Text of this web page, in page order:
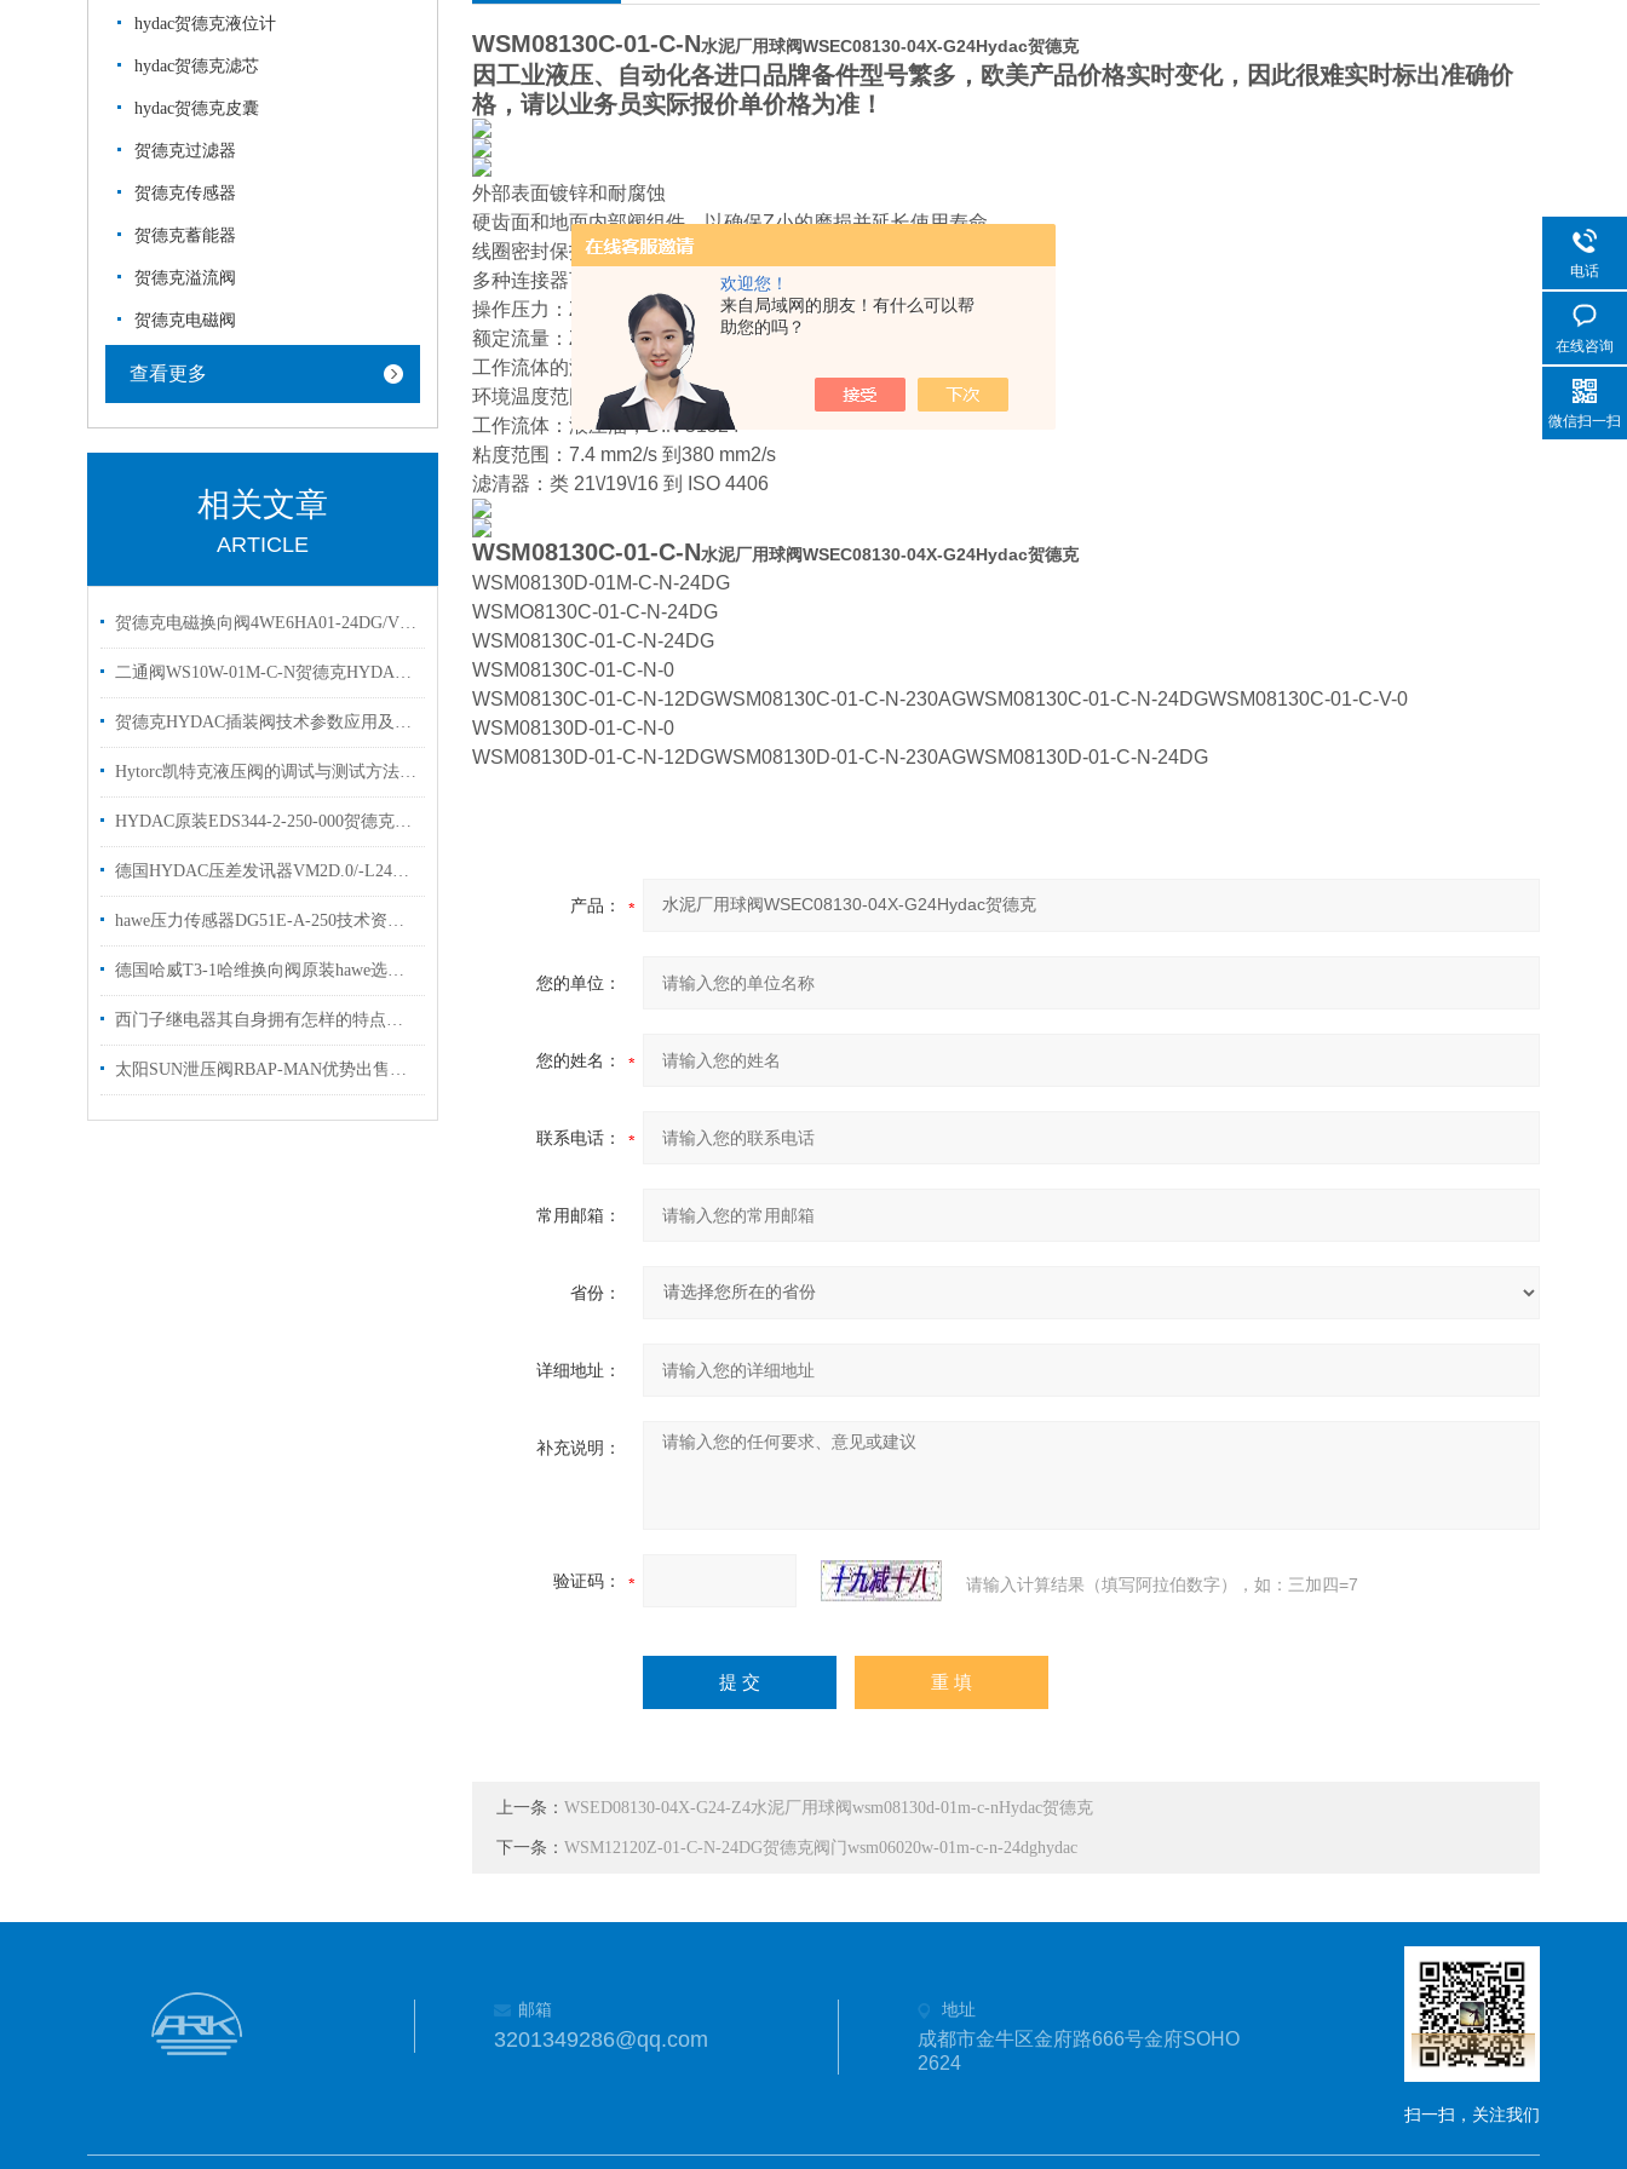
欢迎您！
来自局域网的朋友！有什么可以帮
助您的吗？
hydac贺德克液位计
hydac贺德克滤芯
hydac贺德克皮囊
贺德克过滤器
贺德克传感器
贺德克蓄能器
贺德克溢流阀
贺德克电磁阀
查看更多
相关文章
ARTICLE
贺德克电磁换向阀4WE6HA01-24DG/Vhydac
二通阀WS10W-01M-C-N贺德克HYDAC换向阀有库存
贺德克HYDAC插装阀技术参数应用及特点
Hytorc凯特克液压阀的调试与测试方法具体如下
HYDAC原装EDS344-2-250-000贺德克压力开关
德国HYDAC压差发讯器VM2D.0/-L24现货库存贺德克样本
hawe压力传感器DG51E-A-250技术资料原装出售
德国哈威T3-1哈维换向阀原装hawe选购指南
西门子继电器其自身拥有怎样的特点呢？
太阳SUN泄压阀RBAP-MAN优势出售插装阀
WSM08130C-01-C-N水泥厂用球阀WSEC08130-04X-G24Hydac贺德克
因工业液压、自动化各进口品牌备件型号繁多，欧美产品价格实时变化，因此很难实时标出准确价
格，请以业务员实际报价单价格为准！
外部表面镀锌和耐腐蚀
硬齿面和地面内部阀组件，以确保Z小的磨损并延长使用寿命
线圈密封保护电磁系统
多种连接器可供选择
操作压力：Z大500 bar
额定流量：Z大12 升\分钟
工作流体的温度范围：–20℃到120℃
环境温度范围：–20℃ 到60 ℃
工作流体：液压油，DIN 51524
粘度范围：7.4 mm2/s 到380 mm2/s
滤清器：类 21\/19\/16 到 ISO 4406
WSM08130C-01-C-N水泥厂用球阀WSEC08130-04X-G24Hydac贺德克
WSM08130D-01M-C-N-24DG
WSMO8130C-01-C-N-24DG
WSM08130C-01-C-N-24DG
WSM08130C-01-C-N-0
WSM08130C-01-C-N-12DGWSM08130C-01-C-N-230AGWSM08130C-01-C-N-24DGWSM08130C-01-C-V-0
WSM08130D-01-C-N-0
WSM08130D-01-C-N-12DGWSM08130D-01-C-N-230AGWSM08130D-01-C-N-24DG
产品：
您的单位：
您的姓名：
联系电话：
常用邮箱：
省份：
详细地址：
补充说明：
验证码： 请输入计算结果（填写阿拉伯数字），如：三加四=7
上一条： WSED08130-04X-G24-Z4水泥厂用球阀wsm08130d-01m-c-nHydac贺德克
下一条： WSM12120Z-01-C-N-24DG贺德克阀门wsm06020w-01m-c-n-24dghydac
邮箱
3201349286@qq.com
地址
成都市金牛区金府路666号金府SOHO
2624
扫一扫，关注我们
电话
在线咨询
微信扫一扫